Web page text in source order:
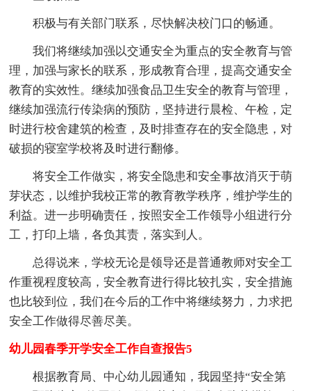
积极与有关部门联系，尽快解决校门口的畅通。
我们将继续加强以交通安全为重点的安全教育与管
理，加强与家长的联系，形成教育合理，提高交通安全
教育的实效性。继续加强食品卫生安全的教育与管理，
继续加强流行传染病的预防，坚持进行晨检、午检，定
时进行校舍建筑的检查，及时排查存在的安全隐患，对
破损的寝室学校将及时进行翻修。
将安全工作做实，将安全隐患和安全事故消灭于萌
芽状态，以维护我校正常的教育教学秩序，维护学生的
利益。进一步明确责任，按照安全工作领导小组进行分
工，打印上墙，各负其责，落实到人。
总得说来，学校无论是领导还是普通教师对安全工
作重视程度较高，安全教育进行得比较扎实，安全措施
也比较到位，我们在今后的工作中将继续努力，力求把
安全工作做得尽善尽美。
幼儿园春季开学安全工作自查报告5
根据教育局、中心幼儿园通知，我园坚持“安全第